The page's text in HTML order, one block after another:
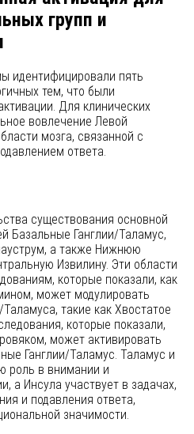
групп и
идентифицировали пять
тем, что были
Для клинических
вовлечение Левой
мозга, связанной с
ответа.
существования основной
Базальные Ганглии/Таламус,
а также Нижнюю
Извилину. Эти области
которые показали, как
может модулировать
такие как Хвостатое
которые показали,
может активировать
Ганглии/Таламус. Таламус и
роль в внимании и
а Инсула участвует в задачах,
и подавления ответа,
значимости.